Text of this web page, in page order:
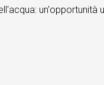
un'opportunità